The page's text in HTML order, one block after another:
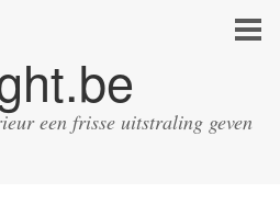
een frisse uitstraling geven